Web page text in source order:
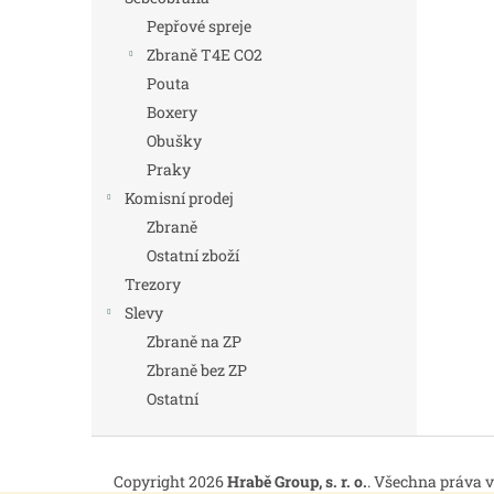
Pepřové spreje
Zbraně T4E CO2
Pouta
Boxery
Obušky
Praky
Komisní prodej
Zbraně
Ostatní zboží
Trezory
Slevy
Zbraně na ZP
Zbraně bez ZP
Ostatní
Copyright 2026Hrabě Group, s. r. o.. Všechna práva